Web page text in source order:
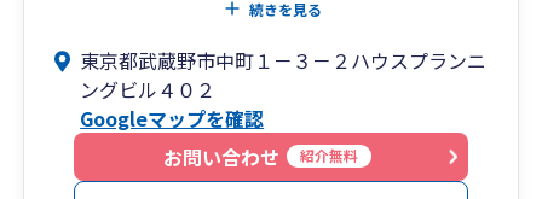
電子帳簿保存法やインボイス対応についてのご相
続きを見る
東京都武蔵野市中町１－３－２ハウスプランニ
ングビル４０２
Googleマップを確認
お問い合わせ
紹介無料